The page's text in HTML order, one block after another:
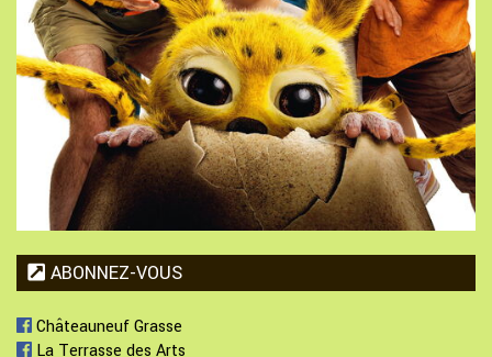
ABONNEZ-VOUS
Châteauneuf Grasse
La Terrasse des Arts